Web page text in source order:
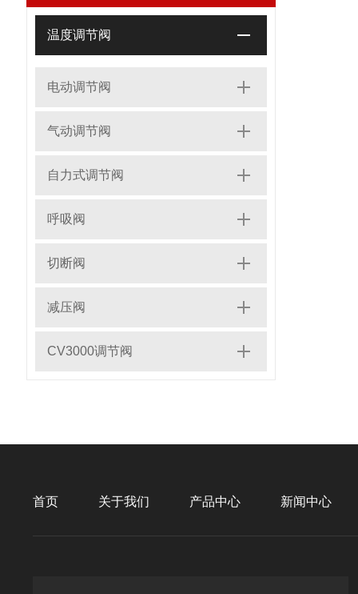
温度调节阀
电动调节阀
气动调节阀
自力式调节阀
呼吸阀
切断阀
减压阀
CV3000调节阀
首页 关于我们 产品中心 新闻中心